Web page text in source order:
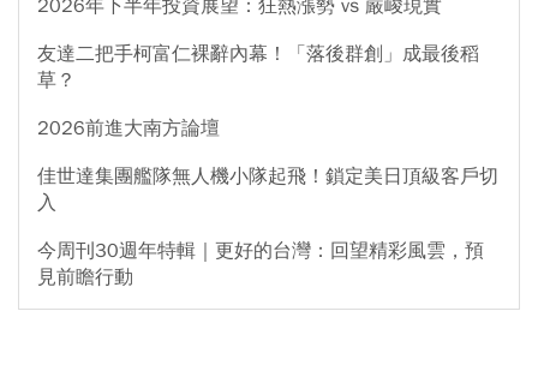
2026年下半年投資展望：狂熱漲勢 vs 嚴峻現實
友達二把手柯富仁裸辭內幕！「落後群創」成最後稻
草？
2026前進大南方論壇
佳世達集團艦隊無人機小隊起飛！鎖定美日頂級客戶切
入
今周刊30週年特輯｜更好的台灣：回望精彩風雲，預
見前瞻行動